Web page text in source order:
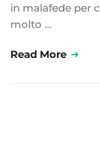
in malafede per
molto …
Read More